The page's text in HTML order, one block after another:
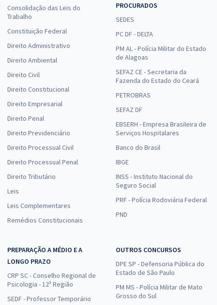
Consolidação das Leis do
Trabalho
Constituição Federal
Direito Administrativo
Direito Ambiental
Direito Civil
Direito Constitucional
Direito Empresarial
Direito Penal
Direito Previdenciário
Direito Processual Civil
Direito Processual Penal
Direito Tributário
Leis
Leis Complementares
Remédios Constitucionais
PROCURADOS
SEDES
PC DF - DELTA
PM AL - Polícia Militar do Estado
de Alagoas
SEFAZ CE - Secretaria da
Fazenda do Estado do Ceará
PETROBRAS
SEFAZ DF
EBSERH - Empresa Brasileira de
Serviços Hospitalares
Banco do Brasil
IBGE
INSS - Instituto Nacional do
Seguro Social
PRF - Polícia Rodoviária Federal
PND
PREPARAÇÃO A MÉDIO E A
LONGO PRAZO
CRP SC - Conselho Regional de
Psicologia - 12ª Região
SEDF - Professor Temporário
OUTROS CONCURSOS
DPE SP - Defensoria Pública do
Estado de São Paulo
PM MS - Polícia Militar de Mato
Grosso do Sul